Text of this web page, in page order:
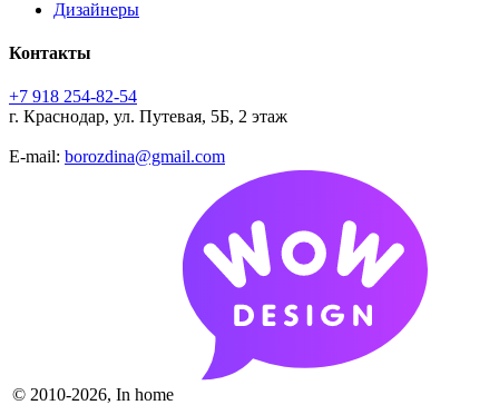
Дизайнеры
Контакты
+7 918 254-82-54
г. Краснодар, ул. Путевая, 5Б, 2 этаж
E-mail: borozdina@gmail.com
© 2010-2026, In home